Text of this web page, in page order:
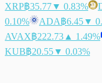
XRP฿35.77▼ 0.83%
0.10%
ADA฿6.45▼
AVAX฿222.73 ▲ 1.49%
KUB฿20.55▼ 0.03%